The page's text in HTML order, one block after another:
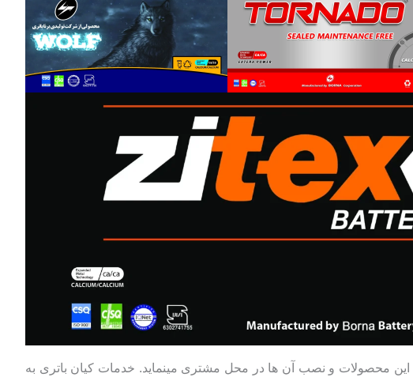
این محصولات و نصب آن ها در محل مشتری مینماید. خدمات کیان باتری به